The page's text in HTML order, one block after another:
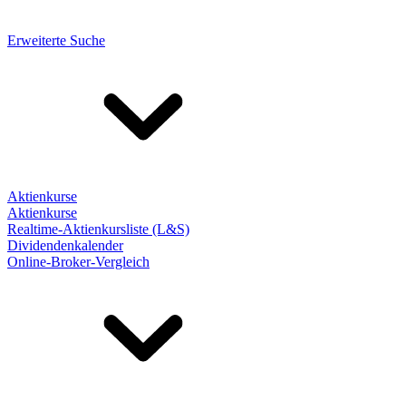
Erweiterte Suche
Aktienkurse
Aktienkurse
Realtime-Aktienkursliste (L&S)
Dividendenkalender
Online-Broker-Vergleich